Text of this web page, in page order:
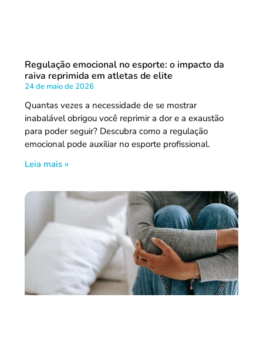
Regulação emocional no esporte: o impacto da
raiva reprimida em atletas de elite
24 de maio de 2026
Quantas vezes a necessidade de se mostrar
inabalável obrigou você reprimir a dor e a exaustão
para poder seguir? Descubra como a regulação
emocional pode auxiliar no esporte profissional.
Leia mais »